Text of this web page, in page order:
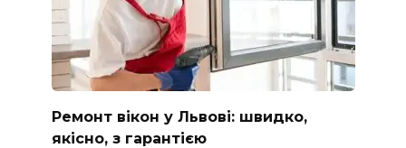
Ремонт вікон у Львові: швидко,
якісно, з гарантією